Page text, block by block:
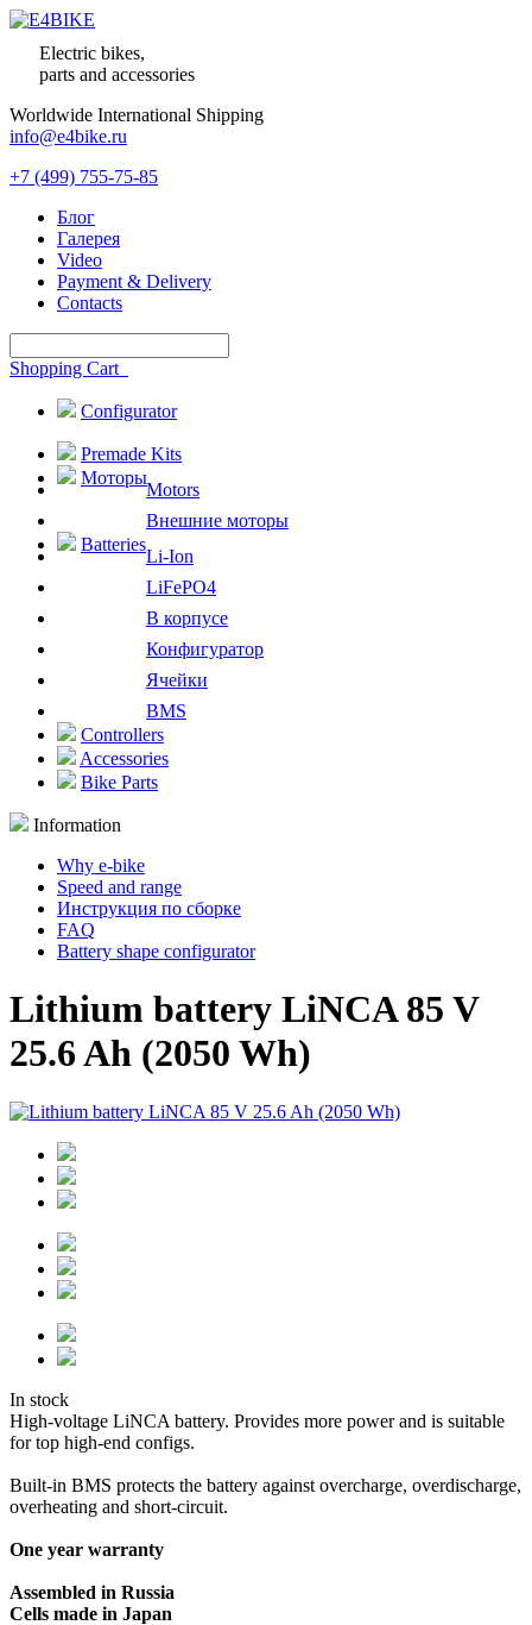
Electric bikes,
parts and accessories
Worldwide International Shipping
info@e4bike.ru
+7 (499) 755-75-85
Блог
Галерея
Video
Payment & Delivery
Contacts
Shopping Cart
Configurator
Premade Kits
Моторы
Motors
Внешние моторы
Batteries
Li-Ion
LiFePO4
В корпусе
Конфигуратор
Ячейки
BMS
Controllers
Accessories
Bike Parts
Information
Why e-bike
Speed and range
Инструкция по сборке
FAQ
Battery shape configurator
Lithium battery LiNCA 85 V
25.6 Ah (2050 Wh)
In stock
High-voltage LiNCA battery. Provides more power and is suitable
for top high-end configs.
Built-in BMS protects the battery against overcharge, overdischarge,
overheating and short-circuit.
One year warranty
Assembled in Russia
Cells made in Japan